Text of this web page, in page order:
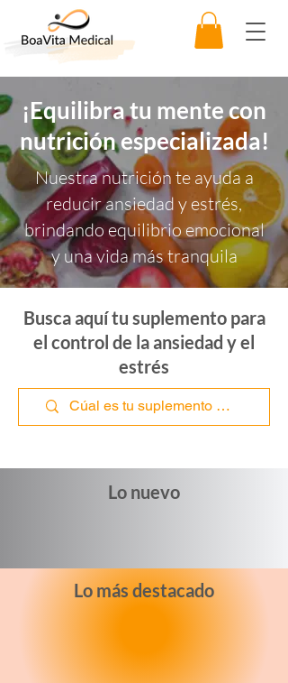
¡Equilibra tu mente con
nutrición especializada!
Nuestra nutrición te ayuda a
reducir ansiedad y estrés,
brindando equilibrio emocional
y una vida más tranquila
Busca aquí tu suplemento para
el control de la ansiedad y el
estrés
Lo nuevo
Lo más destacado